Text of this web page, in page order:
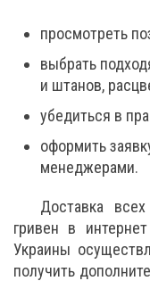
просмотреть
выбрать
и штанов,
убедиться в
оформить
менеджерами.
Доставка
гривен в
Украины
получить